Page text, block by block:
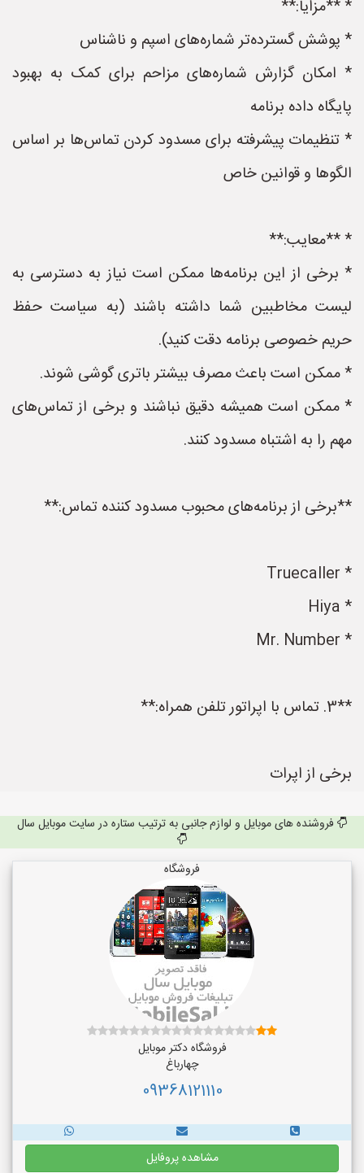
* **مزایا:**
* پوشش گسترده‌تر شماره‌های اسپم و ناشناس
* امکان گزارش شماره‌های مزاحم برای کمک به بهبود
پایگاه داده برنامه
* تنظیمات پیشرفته برای مسدود کردن تماس‌ها بر اساس
الگوها و قوانین خاص
* **معایب:**
* برخی از این برنامه‌ها ممکن است نیاز به دسترسی به
لیست مخاطبین شما داشته باشند (به سیاست حفظ
حریم خصوصی برنامه دقت کنید).
* ممکن است باعث مصرف بیشتر باتری گوشی شوند.
* ممکن است همیشه دقیق نباشند و برخی از تماس‌های
مهم را به اشتباه مسدود کنند.
**برخی از برنامه‌های محبوب مسدود کننده تماس:**
* Truecaller
* Hiya
* Mr. Number
**3. تماس با اپراتور تلفن همراه:**
برخی از اپرات
فروشنده های موبایل و لوازم جانبی به ترتیب ستاره در سایت موبایل سال
فروشگاه
فروشگاه دکتر موبایل
چهارباغ
09368121110
مشاهده پروفایل